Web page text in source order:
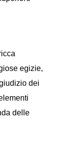
egizie,
dei
delle